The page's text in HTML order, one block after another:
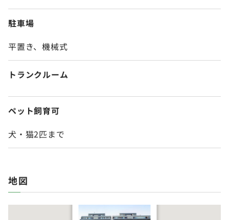
駐車場
平置き、機械式
トランクルーム
ペット飼育可
犬・猫2匹まで
地図